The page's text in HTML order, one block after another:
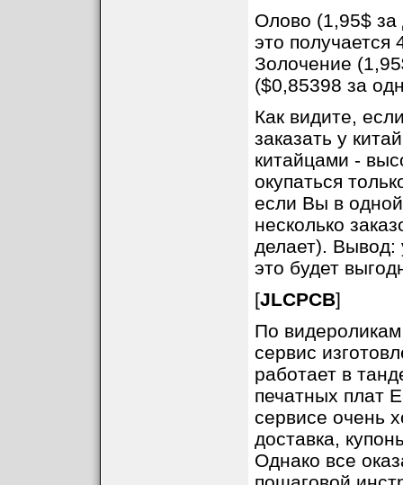
Олово (1,95$ за
это получается
Золочение
($0,85398 за
Как видите,
заказать у
китайцами -
окупаться
если Вы в одной
несколько
делает). Вывод:
это будет
[JLCPCB]
По
сервис
работает в
печатных плат
сервисе очень
доставка,
Однако все